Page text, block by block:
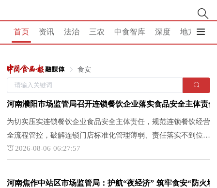
首页 资讯 法治 三农 中食智库 深度 地方
食安
河南濮阳市场监管局召开连锁餐饮企业落实食品安全主体责
为切实压实连锁餐饮企业食品安全主体责任，规范连锁餐饮经营
全流程管控，破解连锁门店标准化管理薄弱、责任落实不到位等
突出问题。8月4日，河南濮阳市市场监管局餐饮食品安全监督
管理科组织召开市连锁餐饮总部负责人落实食品安全主体责任行
2026-08-06 06:27:57
河南焦作中站区市场监管局：护航“夜经济” 筑牢食安“防火墙